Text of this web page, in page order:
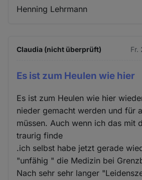
Henning Lehrmann
Claudia (nicht überprüft) Fr.
Es ist zum Heulen wie hier
Es ist zum Heulen wie hier
nieder gemacht werden und für
müssen. Auch wenn ich das mit
traurig finde
.ich selbst habe jetzt gerade
"unfähig " die Medizin bei
Nach sehr sehr langer